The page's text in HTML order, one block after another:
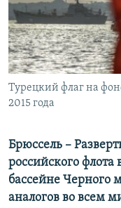
ПОБЕДИТЕЛЕЙ НЕ
КРЫМ.НЕПОКОРЕННЫЙ
ELIFBE
УКРАИНСКАЯ
ПРИСОЕДИНЯЙТЕСЬ!
Все сайты RFE/RL
Турецкий флаг на
2015 года
Брюссель –
российского
бассейне Черного
аналогов во всем